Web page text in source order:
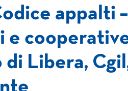
appalti
e
di Libera,